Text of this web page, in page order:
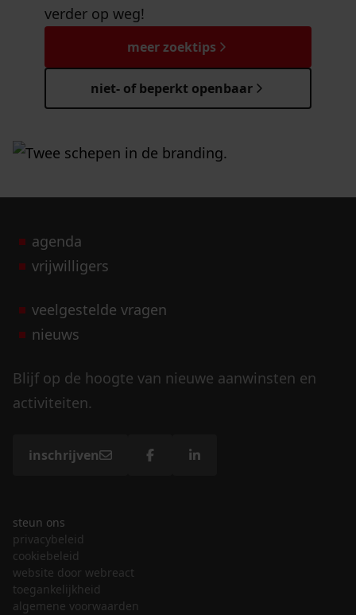
verder op weg!
meer zoektips
niet- of beperkt openbaar
agenda
vrijwilligers
veelgestelde vragen
nieuws
Blijf op de hoogte van nieuwe aanwinsten en
activiteiten.
inschrijven
steun ons
privacybeleid
cookiebeleid
website door webreact
toegankelijkheid
algemene voorwaarden